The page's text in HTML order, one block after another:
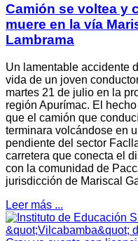
Camión se voltea y
muere en la vía
Lambrama
Un lamentable accidente
vida de un joven
martes 21 de julio en la
región Apurímac. El
que el camión que
terminara volcándose en
pendiente del sector
carretera que conecta el
con la comunidad de
jurisdicción de Mariscal
Leer más ...